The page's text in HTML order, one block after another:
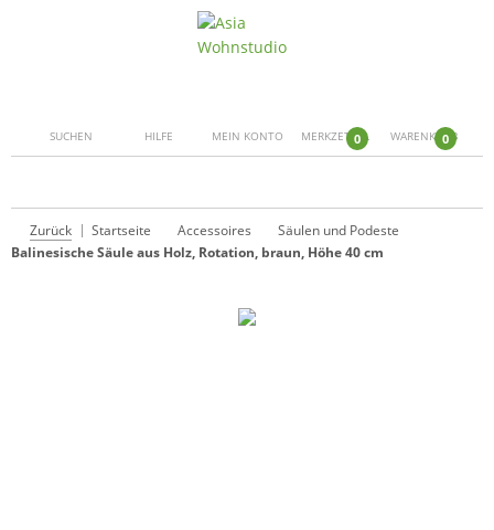
SUCHEN HILFE MEIN KONTO 0
MERKZETTEL 0
WARENKORB
Zurück Startseite Accessoires
Säulen und Podeste
Balinesische Säule aus Holz, Rotation, braun, Höhe 40 cm